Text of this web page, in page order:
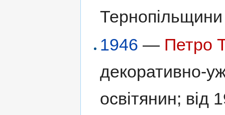
1946 — Петро
декоративно-
освітянин; від